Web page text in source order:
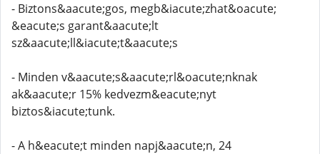
- Biztons&aacute;gos, megb&iacute;zhat&oacute;
&eacute;s garant&aacute;lt
sz&aacute;ll&iacute;t&aacute;s
- Minden v&aacute;s&aacute;rl&oacute;nknak
ak&aacute;r 15% kedvezm&eacute;nyt
biztos&iacute;tunk.
- A h&eacute;t minden napj&aacute;n, 24